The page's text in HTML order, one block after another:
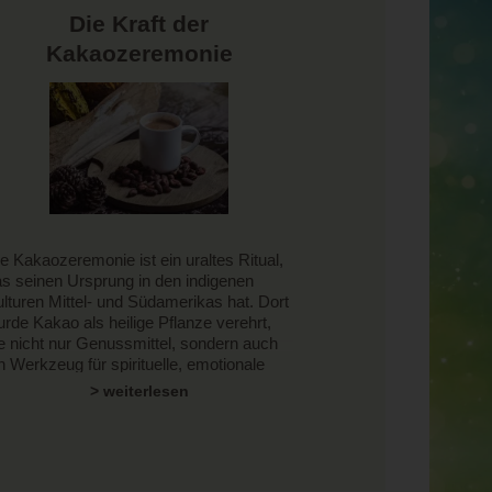
Die Kraft der
Kakaozeremonie
Kakaozeremonie ist ein uraltes Ritual,
seinen Ursprung in den indigenen
Mittel- und Südamerikas hat. Dort
Kakao als heilige Pflanze verehrt,
nicht nur Genussmittel, sondern auch
Werkzeug für spirituelle, emotionale
körperliche Heilung darstellt. Heute
> weiterlesen